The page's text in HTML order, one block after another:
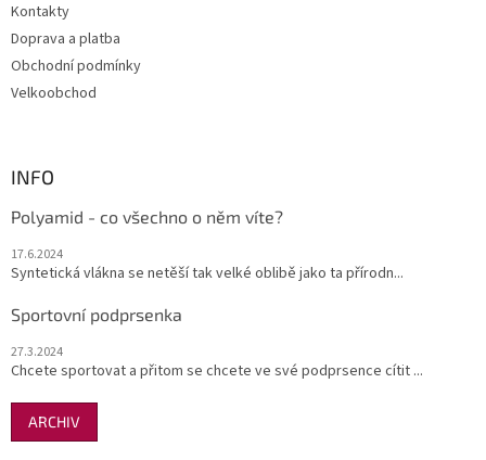
Kontakty
Doprava a platba
Obchodní podmínky
Velkoobchod
INFO
Polyamid - co všechno o něm víte?
17.6.2024
Syntetická vlákna se netěší tak velké oblibě jako ta přírodn...
Sportovní podprsenka
27.3.2024
Chcete sportovat a přitom se chcete ve své podprsence cítit ...
ARCHIV